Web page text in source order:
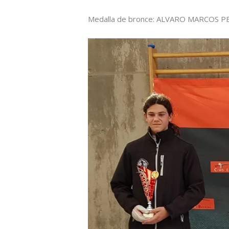
Medalla de bronce: ALVARO MARCOS